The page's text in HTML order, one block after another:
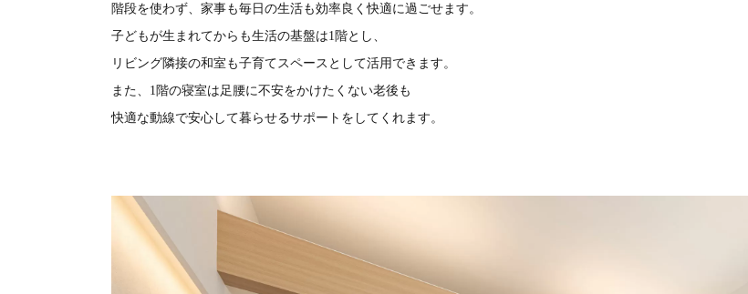
階段を使わず、家事も毎日の生活も効率良く快適に過ごせます。
子どもが生まれてからも生活の基盤は1階とし、
リビング隣接の和室も子育てスペースとして活用できます。
また、1階の寝室は足腰に不安をかけたくない老後も
快適な動線で安心して暮らせるサポートをしてくれます。